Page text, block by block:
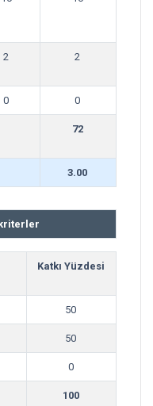
2 2
0 0
72
3.00
Katkı Yüzdesi
50
50
0
100